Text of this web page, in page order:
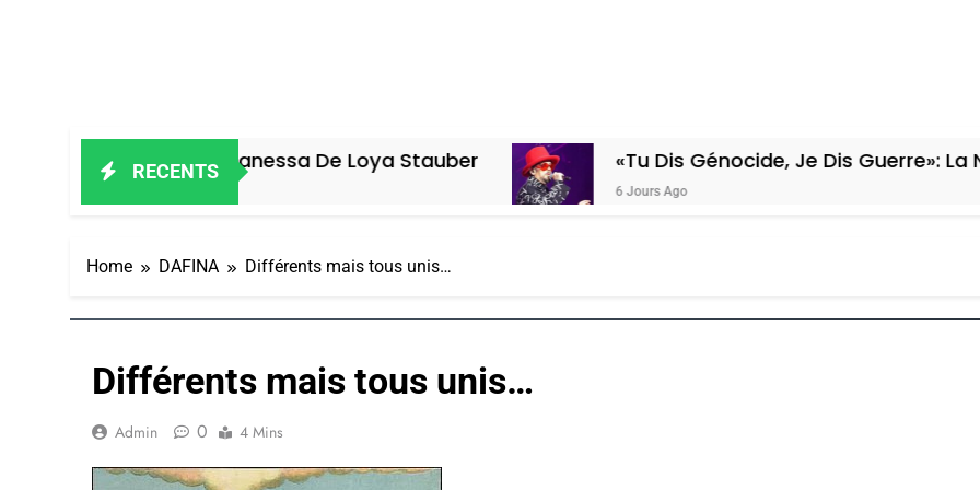
RECENTS
– Vanessa De Loya Stauber «Tu Dis Génocide, Je Dis Guerre»: La Nouvelle
6 Jours Ago
Home DAFINA Différents mais tous unis…
Différents mais tous unis…
Admin 0 4 Mins